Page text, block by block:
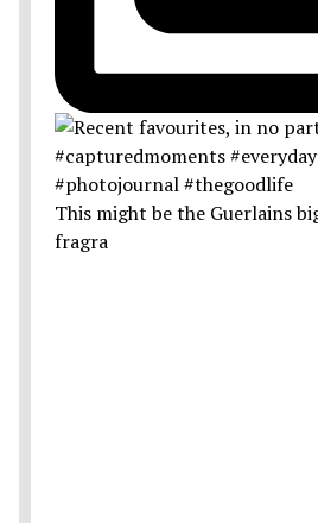
This might be the Guerlains
fragra